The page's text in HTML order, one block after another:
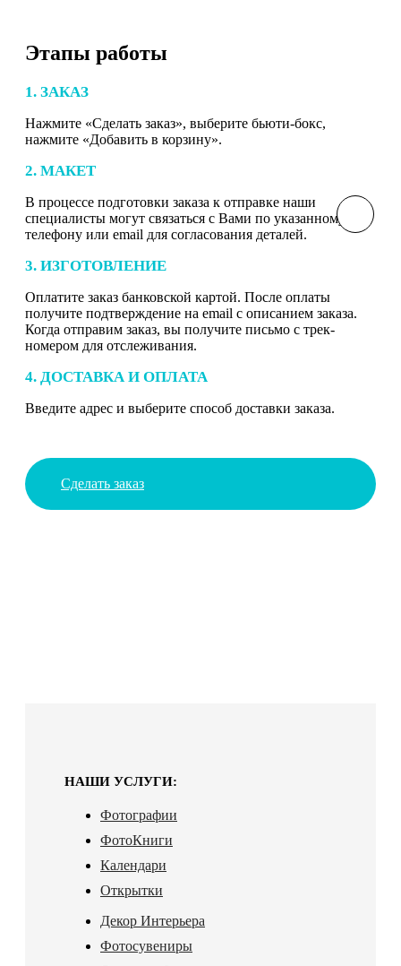
Этапы работы
1. ЗАКАЗ
Нажмите «Сделать заказ», выберите бьюти-бокс,
нажмите «Добавить в корзину».
2. МАКЕТ
В процессе подготовки заказа к отправке наши
специалисты могут связаться с Вами по указанному
телефону или email для согласования деталей.
3. ИЗГОТОВЛЕНИЕ
Оплатите заказ банковской картой. После оплаты
получите подтверждение на email с описанием заказа.
Когда отправим заказ, вы получите письмо с трек-
номером для отслеживания.
4. ДОСТАВКА И ОПЛАТА
Введите адрес и выберите способ доставки заказа.
Сделать заказ
НАШИ УСЛУГИ:
Фотографии
ФотоКниги
Календари
Открытки
Декор Интерьера
Фотосувениры